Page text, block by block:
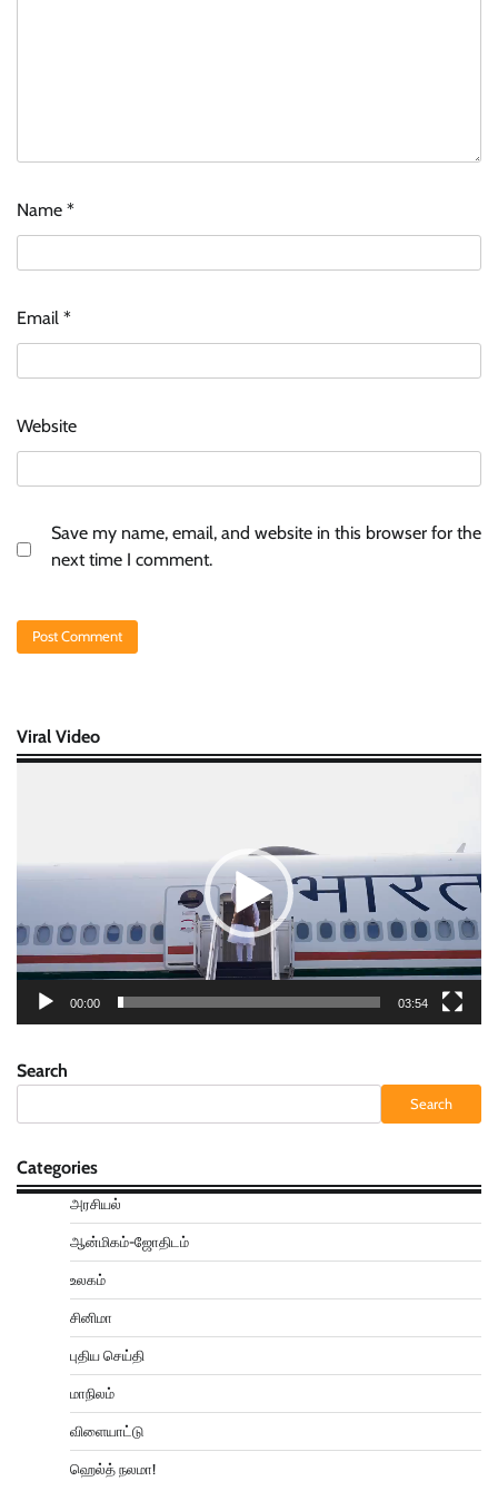
Name *
Email *
Website
Save my name, email, and website in this browser for the
next time I comment.
Viral Video
00:00 03:54
Search
Search
Categories
அரசியல்
ஆன்மிகம்-ஜோதிடம்
உலகம்
சினிமா
புதிய செய்தி
மாநிலம்
விளையாட்டு
ஹெல்த் நலமா!